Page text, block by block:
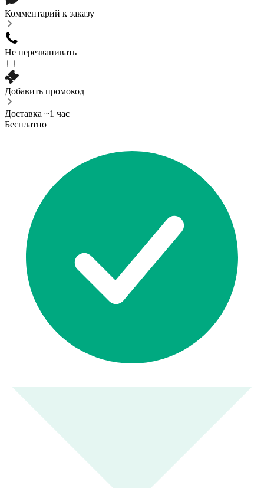
Комментарий к заказу
Не перезванивать
Добавить промокод
Доставка ~1 час
Бесплатно